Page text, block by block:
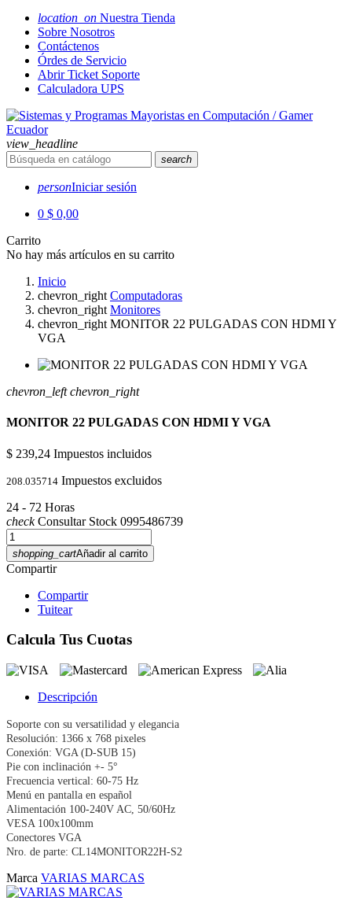
location_on Nuestra Tienda
Sobre Nosotros
Contáctenos
Órdes de Servicio
Abrir Ticket Soporte
Calculadora UPS
view_headline
search
personIniciar sesión
0 $ 0,00
Carrito
No hay más artículos en su carrito
Inicio
chevron_right Computadoras
chevron_right Monitores
chevron_right MONITOR 22 PULGADAS CON HDMI Y
VGA
chevron_left chevron_right
MONITOR 22 PULGADAS CON HDMI Y VGA
$ 239,24 Impuestos incluidos
208.035714 Impuestos excluidos
24 - 72 Horas
checkConsultar Stock 0995486739
shopping_cartAñadir al carrito
Compartir
Compartir
Tuitear
Calcula Tus Cuotas
Descripción
Soporte con su versatilidad y elegancia
Resolución: 1366 x 768 pixeles
Conexión: VGA (D-SUB 15)
Pie con inclinación +- 5°
Frecuencia vertical: 60-75 Hz
Menú en pantalla en español
Alimentación 100-240V AC, 50/60Hz
VESA 100x100mm
Conectores VGA
Nro. de parte: CL14MONITOR22H-S2
Marca VARIAS MARCAS